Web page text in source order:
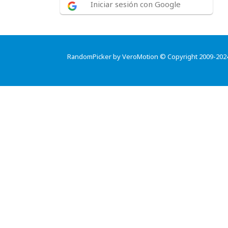
Iniciar sesión con Google
RandomPicker by VeroMotion © Copyright 2009-